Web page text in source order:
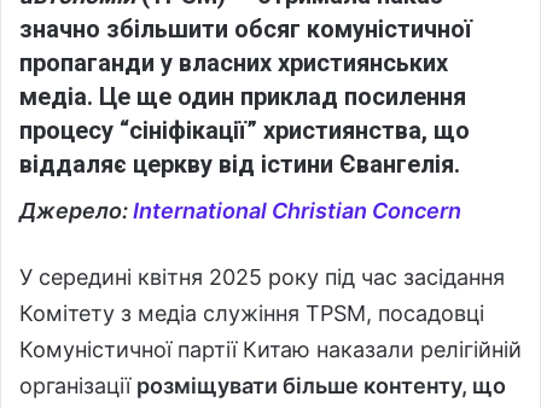
значно збільшити обсяг комуністичної
пропаганди у власних християнських
медіа. Це ще один приклад посилення
процесу “сініфікації” християнства, що
віддаляє церкву від істини Євангелія.
Джерело:International Christian Concern
У середині квітня 2025 року під час засідання
Комітету з медіа служіння TPSM, посадовці
Комуністичної партії Китаю наказали релігійній
організації розміщувати більше контенту, що